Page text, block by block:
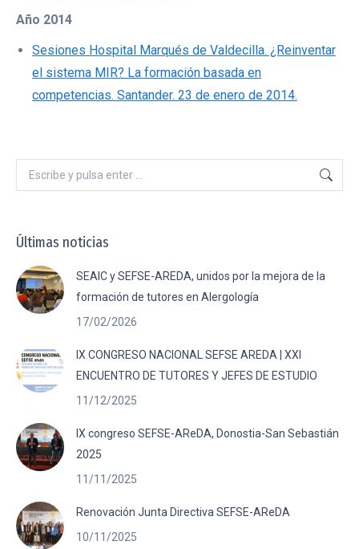
Año 2014
Sesiones Hospital Marqués de Valdecilla. ¿Reinventar
el sistema MIR? La formación basada en
competencias. Santander. 23 de enero de 2014.
Buscar:
Últimas noticias
SEAIC y SEFSE-AREDA, unidos por la mejora de la
formación de tutores en Alergología
17/02/2026
IX CONGRESO NACIONAL SEFSE AREDA | XXI
ENCUENTRO DE TUTORES Y JEFES DE ESTUDIO
11/12/2025
IX congreso SEFSE-AReDA, Donostia-San Sebastián
2025
11/11/2025
Renovación Junta Directiva SEFSE-AReDA
10/11/2025